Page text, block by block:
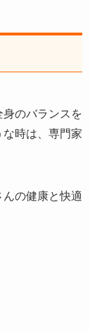
のバランスを
時は、専門家
の健康と快適